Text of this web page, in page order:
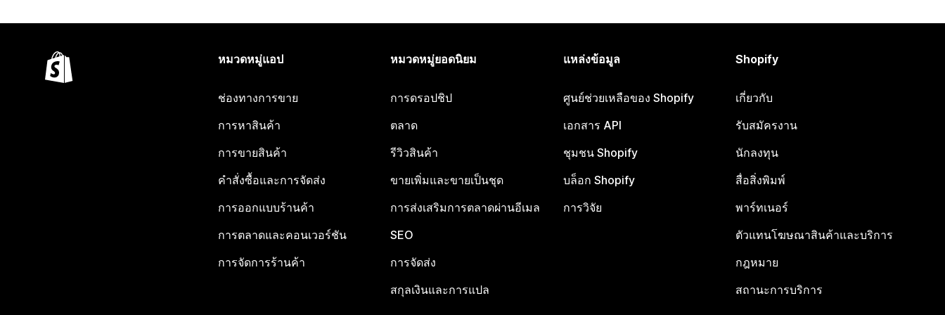
หมวดหมู่แอป
ช่องทางการขาย
การหาสินค้า
การขายสินค้า
คำสั่งซื้อและการจัดส่ง
การออกแบบร้านค้า
การตลาดและคอนเวอร์ชัน
การจัดการร้านค้า
หมวดหมู่ยอดนิยม
การดรอปชิป
ตลาด
รีวิวสินค้า
ขายเพิ่มและขายเป็นชุด
การส่งเสริมการตลาดผ่านอีเมล
SEO
การจัดส่ง
สกุลเงินและการแปล
แหล่งข้อมูล
ศูนย์ช่วยเหลือของ Shopify
เอกสาร API
ชุมชน Shopify
บล็อก Shopify
การวิจัย
Shopify
เกี่ยวกับ
รับสมัครงาน
นักลงทุน
สื่อสิ่งพิมพ์
พาร์ทเนอร์
ตัวแทนโฆษณาสินค้าและบริการ
กฎหมาย
สถานะการบริการ